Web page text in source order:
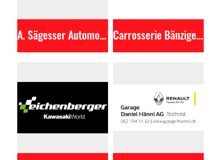
A. Sägesser Automobile Carrosserie Bänziger + Co.